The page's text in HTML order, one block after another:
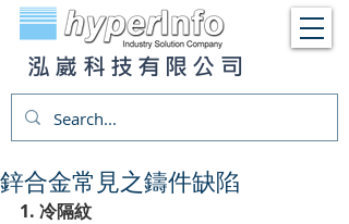
泓崴科技有限公司
鋅合金常見之鑄件缺陷
1. 冷隔紋